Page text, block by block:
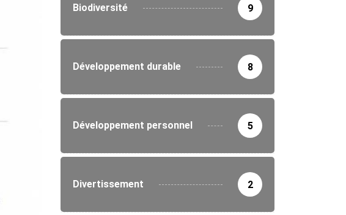
Réunion des comités de pilotage agricole à...
Biodiversité 9
Développement durable 8
Développement personnel 5
Divertissement 2